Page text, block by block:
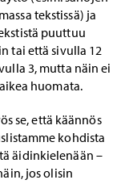
tekstissä) ja
puuttuu
tai että sivulla 12
3, mutta näin ei
huomata.
se, että käännös
kohdista
äidinkielenään –
jos olisin